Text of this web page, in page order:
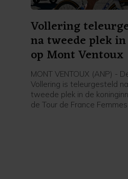
Vollering
na tweede plek
op Mont Ventoux
MONT VENTOUX (ANP) -
Vollering is teleurgesteld
tweede plek in de
de Tour de France